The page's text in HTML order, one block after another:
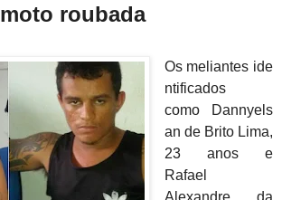
roubada
Os meliantes ide
ntificados
como
Dannyels
an de Brito Lima,
23 anos e
Rafael
Alexandre da